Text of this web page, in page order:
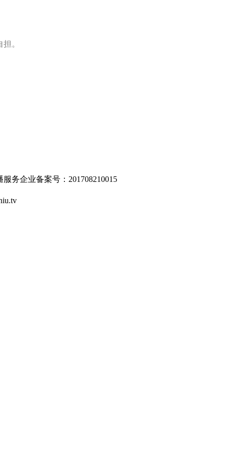
。
务企业备案号：201708210015